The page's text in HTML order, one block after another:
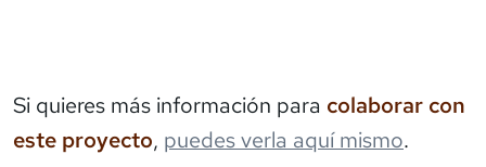
Si quieres más información para colaborar con
este proyecto, puedes verla aquí mismo.